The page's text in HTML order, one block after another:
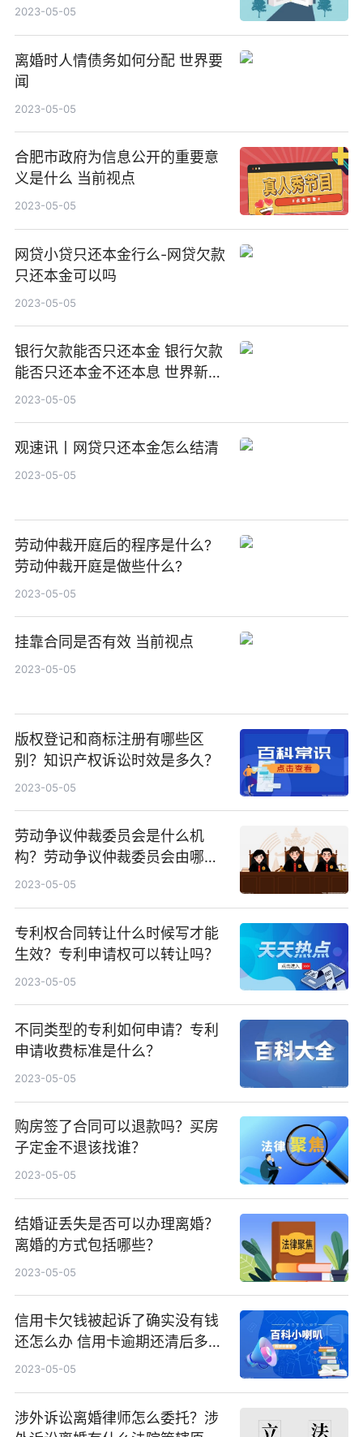
2023-05-05
离婚时人情债务如何分配 世界要
闻
2023-05-05
合肥市政府为信息公开的重要意
义是什么 当前视点
2023-05-05
网贷小贷只还本金行么-网贷欠款
只还本金可以吗
2023-05-05
银行欠款能否只还本金 银行欠款
能否只还本金不还本息 世界新资
讯
2023-05-05
观速讯丨网贷只还本金怎么结清
2023-05-05
劳动仲裁开庭后的程序是什么?
劳动仲裁开庭是做些什么?
2023-05-05
挂靠合同是否有效 当前视点
2023-05-05
版权登记和商标注册有哪些区
别？知识产权诉讼时效是多久？
2023-05-05
劳动争议仲裁委员会是什么机
构？劳动争议仲裁委员会由哪些
人组成？
2023-05-05
专利权合同转让什么时候写才能
生效？专利申请权可以转让吗？
2023-05-05
不同类型的专利如何申请？专利
申请收费标准是什么？
2023-05-05
购房签了合同可以退款吗？买房
子定金不退该找谁？
2023-05-05
结婚证丢失是否可以办理离婚？
离婚的方式包括哪些？
2023-05-05
信用卡欠钱被起诉了确实没有钱
还怎么办 信用卡逾期还清后多久
可以贷款？
2023-05-05
涉外诉讼离婚律师怎么委托？涉